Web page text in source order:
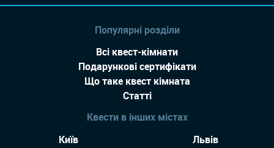
Популярні розділи
Всі квест-кімнати
Подарункові сертифікати
Що таке квест кімната
Статті
Квести в інших містах
Київ
Львів